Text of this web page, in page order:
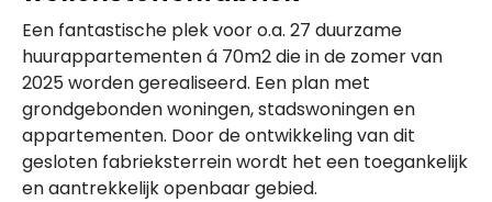
Een fantastische plek voor o.a. 27 duurzame
huurappartementen á 70m2 die in de zomer van
2025 worden gerealiseerd. Een plan met
grondgebonden woningen, stadswoningen en
appartementen. Door de ontwikkeling van dit
gesloten fabrieksterrein wordt het een toegankelijk
en aantrekkelijk openbaar gebied.